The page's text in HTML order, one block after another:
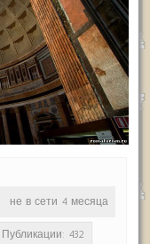
не в сети 4 месяца
Публикации: 432